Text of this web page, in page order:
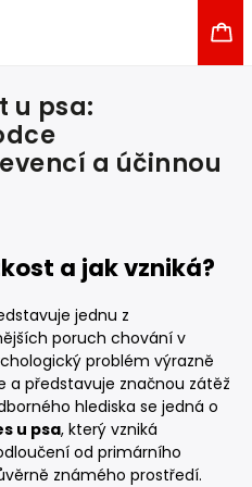
u psa:
a účinnou
a jak vzniká?
jednu z
poruch chování v
problém výrazně
a představuje značnou zátěž
hlediska se jedná o
u psa, který vzniká
od primárního
známého prostředí.